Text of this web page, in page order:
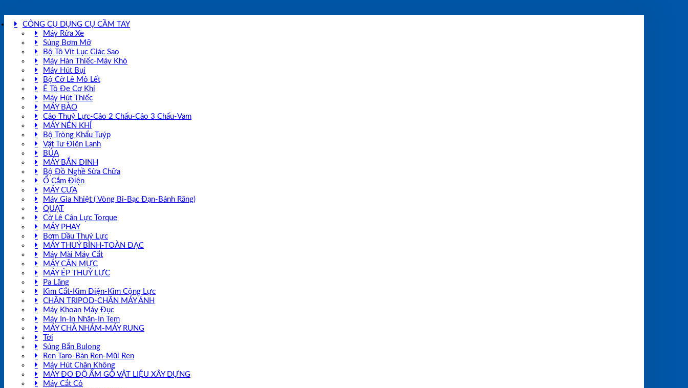
CÔNG CỤ DỤNG CỤ CẦM TAY
Máy Rửa Xe
Súng Bơm Mỡ
Bộ Tô Vít Lục Giác Sao
Máy Hàn Thiếc-Máy Khò
Máy Hút Bụi
Bộ Cờ Lê Mỏ Lết
Ê Tô Đe Cơ Khí
Máy Hút Thiếc
MÁY BÀO
Cảo Thuỷ Lực-Cảo 2 Chấu-Cảo 3 Chấu-Vam
MÁY NÉN KHÍ
Bộ Tròng Khẩu Tuýp
Vật Tư Điện Lạnh
BÚA
MÁY BẮN ĐINH
Bộ Đồ Nghề Sửa Chữa
Ổ Cắm Điện
MÁY CƯA
Máy Gia Nhiệt ( Vòng Bi-Bạc Đạn-Bánh Răng)
QUẠT
Cờ Lê Cân Lực Torque
MÁY PHAY
Bơm Dầu Thuỷ Lực
MÁY THUỶ BÌNH-TOÀN ĐẠC
Máy Mài Máy Cắt
MÁY CÂN MỰC
MÁY ÉP THUỶ LỰC
Pa Lăng
Kìm Cắt-Kìm Điện-Kìm Cộng Lực
CHÂN TRIPOD-CHÂN MÁY ẢNH
Máy Khoan Máy Đục
Máy In-In Nhãn-In Tem
MÁY CHÀ NHÁM-MÁY RUNG
Tời
Súng Bắn Bulong
Ren Taro-Bàn Ren-Mũi Ren
Máy Hút Chân Không
MÁY ĐO ĐỘ ẨM GỖ VẬT LIỆU XÂY DỰNG
Máy Cắt Cỏ